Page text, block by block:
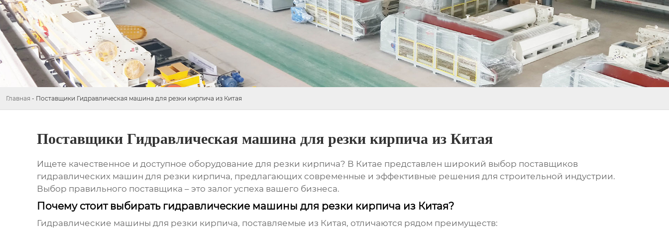
Главная - Поставщики Гидравлическая машина для резки кирпича из Китая
Поставщики Гидравлическая машина для резки кирпича из Китая
Ищете качественное и доступное оборудование для резки кирпича? В Китае представлен широкий выбор поставщиков
гидравлических машин для резки кирпича, предлагающих современные и эффективные решения для строительной индустрии.
Выбор правильного поставщика – это залог успеха вашего бизнеса.
Почему стоит выбирать гидравлические машины для резки кирпича из Китая?
Гидравлические машины для резки кирпича, поставляемые из Китая, отличаются рядом преимуществ: